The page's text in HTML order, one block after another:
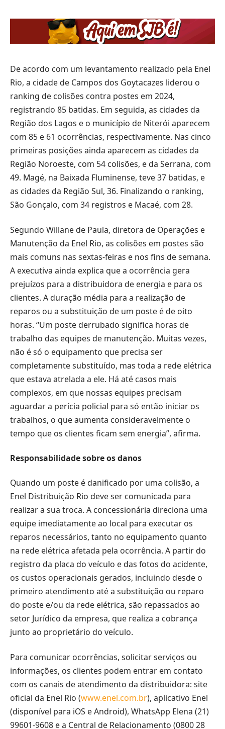
De acordo com um levantamento realizado pela Enel
Rio, a cidade de Campos dos Goytacazes liderou o
ranking de colisões contra postes em 2024,
registrando 85 batidas. Em seguida, as cidades da
Região dos Lagos e o município de Niterói aparecem
com 85 e 61 ocorrências, respectivamente. Nas cinco
primeiras posições ainda aparecem as cidades da
Região Noroeste, com 54 colisões, e da Serrana, com
49. Magé, na Baixada Fluminense, teve 37 batidas, e
as cidades da Região Sul, 36. Finalizando o ranking,
São Gonçalo, com 34 registros e Macaé, com 28.
Segundo Willane de Paula, diretora de Operações e
Manutenção da Enel Rio, as colisões em postes são
mais comuns nas sextas-feiras e nos fins de semana.
A executiva ainda explica que a ocorrência gera
prejuízos para a distribuidora de energia e para os
clientes. A duração média para a realização de
reparos ou a substituição de um poste é de oito
horas. “Um poste derrubado significa horas de
trabalho das equipes de manutenção. Muitas vezes,
não é só o equipamento que precisa ser
completamente substituído, mas toda a rede elétrica
que estava atrelada a ele. Há até casos mais
complexos, em que nossas equipes precisam
aguardar a perícia policial para só então iniciar os
trabalhos, o que aumenta consideravelmente o
tempo que os clientes ficam sem energia”, afirma.
Responsabilidade sobre os danos
Quando um poste é danificado por uma colisão, a
Enel Distribuição Rio deve ser comunicada para
realizar a sua troca. A concessionária direciona uma
equipe imediatamente ao local para executar os
reparos necessários, tanto no equipamento quanto
na rede elétrica afetada pela ocorrência. A partir do
registro da placa do veículo e das fotos do acidente,
os custos operacionais gerados, incluindo desde o
primeiro atendimento até a substituição ou reparo
do poste e/ou da rede elétrica, são repassados ao
setor Jurídico da empresa, que realiza a cobrança
junto ao proprietário do veículo.
Para comunicar ocorrências, solicitar serviços ou
informações, os clientes podem entrar em contato
com os canais de atendimento da distribuidora: site
oficial da Enel Rio (www.enel.com.br), aplicativo Enel
(disponível para iOS e Android), WhatsApp Elena (21)
99601-9608 e a Central de Relacionamento (0800 28